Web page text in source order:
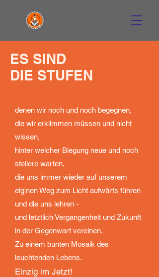
ES SIND
DIE STUFEN
denen wir noch und noch begegnen,
die wir erklimmen müssen und nicht
wissen,
hinter welcher Biegung neue und noch
steilere warten,
die uns immer wieder auf unserem
eig'nen Weg zum Licht aufwärts führen
und die uns lehren -
und letztlich Vergangenheit und Zukunft
in der Gegenwart vereinen.
Zu einem bunten Mosaik des
leuchtenden Lebens.
​Einzig im Jetzt!